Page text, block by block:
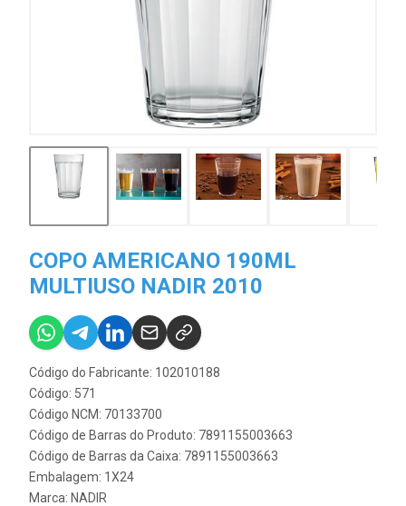
COPO AMERICANO 190ML
MULTIUSO NADIR 2010
Código do Fabricante: 102010188
Código: 571
Código NCM: 70133700
Código de Barras do Produto: 7891155003663
Código de Barras da Caixa: 7891155003663
Embalagem: 1X24
Marca: NADIR